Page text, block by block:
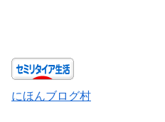
にほんブログ村